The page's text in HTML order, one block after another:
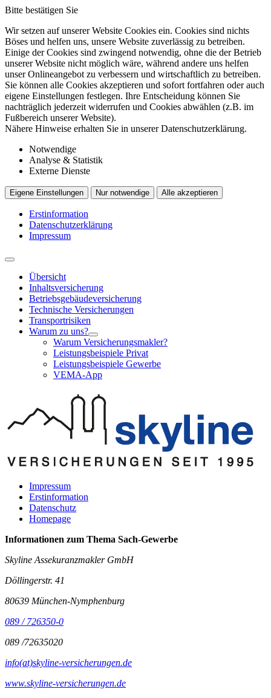
Bitte bestätigen Sie
Wir setzen auf unserer Website Cookies ein. Cookies sind nichts
Böses und helfen uns, unsere Website zuverlässig zu betreiben.
Einige der Cookies sind zwingend notwendig, ohne die der Betrieb
unserer Website nicht möglich wäre, während andere uns helfen
unser Onlineangebot zu verbessern und wirtschaftlich zu betreiben.
Sie können alle Cookies akzeptieren und sofort fortfahren oder auch
eigene Einstellungen festlegen. Ihre Entscheidung können Sie
nachträglich jederzeit widerrufen und Cookies abwählen (z.B. im
Fußbereich unserer Website).
Nähere Hinweise erhalten Sie in unserer Datenschutzerklärung.
Notwendige
Analyse & Statistik
Externe Dienste
Eigene Einstellungen Nur notwendige Alle akzeptieren
Erstinformation
Datenschutzerklärung
Impressum
Übersicht
Inhaltsversicherung
Betriebsgebäudeversicherung
Technische Versicherungen
Transportrisiken
Warum zu uns?
Warum Versicherungsmakler?
Leistungsbeispiele Privat
Leistungsbeispiele Gewerbe
VEMA-App
Impressum
Erstinformation
Datenschutz
Homepage
Informationen zum Thema Sach-Gewerbe
Skyline Assekuranzmakler GmbH
Döllingerstr. 41
80639 München-Nymphenburg
089 / 726350-0
089 /72635020
info(at)skyline-versicherungen.de
www.skyline-versicherungen.de